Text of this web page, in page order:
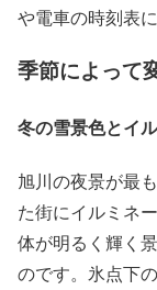
や電車の時刻表
季節によって
冬の雪景色とイ
旭川の夜景が最
た街にイルミネ
体が明るく輝く
のです。氷点下